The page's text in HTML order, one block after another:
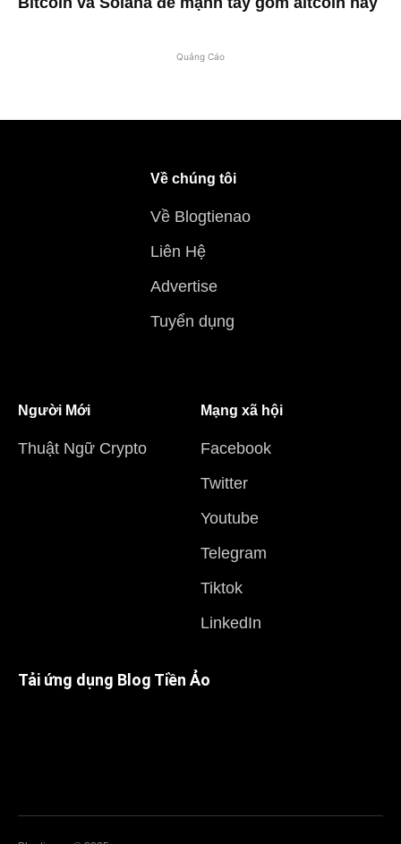
Quảng Cáo
Về chúng tôi
Về Blogtienao
Liên Hệ
Advertise
Tuyển dụng
Người Mới
Thuật Ngữ Crypto
Mạng xã hội
Facebook
Twitter
Youtube
Telegram
Tiktok
LinkedIn
Tải ứng dụng Blog Tiền Ảo